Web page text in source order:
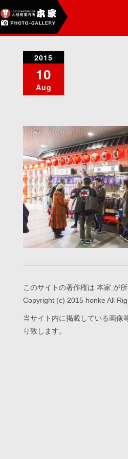
2015
10
Aug
このサイトの著作権は 本家 が所
Copyright (c) 2015 honke All
当サイト内に掲載している画像
り致します。